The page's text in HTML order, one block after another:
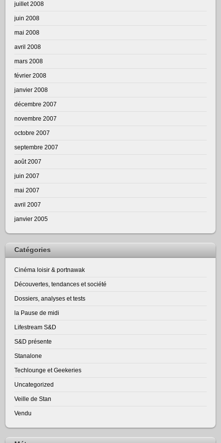
juillet 2008
juin 2008
mai 2008
avril 2008
mars 2008
février 2008
janvier 2008
décembre 2007
novembre 2007
octobre 2007
septembre 2007
août 2007
juin 2007
mai 2007
avril 2007
janvier 2005
Catégories
Cinéma loisir & portnawak
Découvertes, tendances et société
Dossiers, analyses et tests
la Pause de midi
Lifestream S&D
S&D présente
Stanalone
Techlounge et Geekeries
Uncategorized
Veille de Stan
Vendu